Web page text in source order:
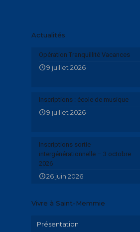
Actualités
Opération Tranquillité Vacances
9 juillet 2026
Inscriptions : école de musique
9 juillet 2026
Inscriptions sortie
intergénérationnelle – 3 octobre
2026
26 juin 2026
Vivre à Saint-Memmie
Présentation